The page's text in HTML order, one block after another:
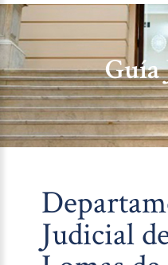
Guía
Judicial